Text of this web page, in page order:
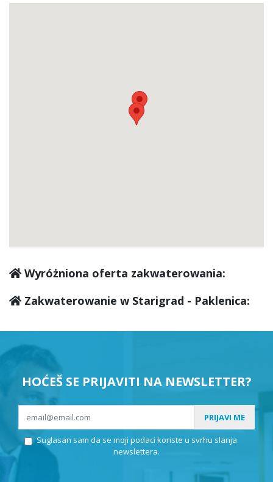
Wyróżniona oferta zakwaterowania:
Zakwaterowanie w Starigrad - Paklenica:
HOĆEŠ SE PRIJAVITI NA NEWSLETTER?
PRIJAVI ME
Suglasan sam da se moji podaci koriste u svrhu slanja
newslettera.